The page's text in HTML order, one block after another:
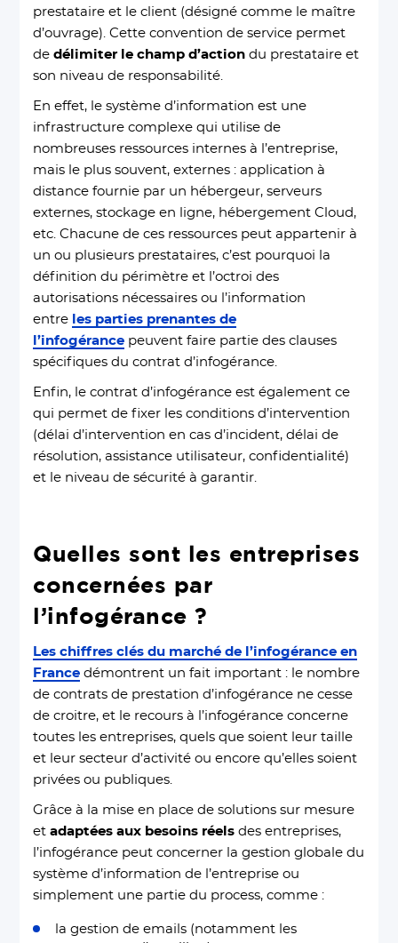
prestataire et le client (désigné comme le maître
d’ouvrage). Cette convention de service permet
dedélimiter le champ d’action du prestataire et
son niveau de responsabilité.
En effet, le système d’information est une
infrastructure complexe qui utilise de
nombreuses ressources internes à l’entreprise,
mais le plus souvent, externes : application à
distance fournie par un hébergeur, serveurs
externes, stockage en ligne, hébergement Cloud,
etc. Chacune de ces ressources peut appartenir à
un ou plusieurs prestataires, c’est pourquoi la
définition du périmètre et l’octroi des
autorisations nécessaires ou l’information
entre les parties prenantes de
l’infogérance peuvent faire partie des clauses
spécifiques du contrat d’infogérance.
Enfin, le contrat d’infogérance est également ce
qui permet de fixer les conditions d’intervention
(délai d’intervention en cas d’incident, délai de
résolution, assistance utilisateur, confidentialité)
et le niveau de sécurité à garantir.
Quelles sont les entreprises
concernées par
l’infogérance ?
Les chiffres clés du marché de l’infogérance en
France démontrent un fait important : le nombre
de contrats de prestation d’infogérance ne cesse
de croitre, et le recours à l’infogérance concerne
toutes les entreprises, quels que soient leur taille
et leur secteur d’activité ou encore qu’elles soient
privées ou publiques.
Grâce à la mise en place de solutions sur mesure
etadaptées aux besoins réels des entreprises,
l’infogérance peut concerner la gestion globale du
système d’information de l’entreprise ou
simplement une partie du process, comme :
la gestion de emails (notamment les